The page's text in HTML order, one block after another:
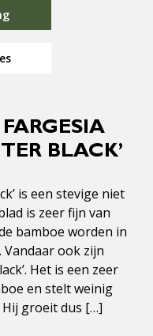
BLACK’
is een stevige niet
is zeer fijn van
bamboe worden in
ook zijn
Het is een zeer
en stelt weinig
Hij groeit dus […]